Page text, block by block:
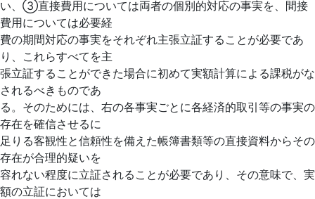
い、③直接費用については両者の個別的対応の事実を、間接
費用については必要経
費の期間対応の事実をそれぞれ主張立証することが必要であ
り、これらすべてを主
張立証することができた場合に初めて実額計算による課税がな
されるべきものであ
る。そのためには、右の各事実ごとに各経済的取引等の事実の
存在を確信させるに
足りる客観性と信頼性を備えた帳簿書類等の直接資料からその
存在が合理的疑いを
容れない程度に立証されることが必要であり、その意味で、実
額の立証においては